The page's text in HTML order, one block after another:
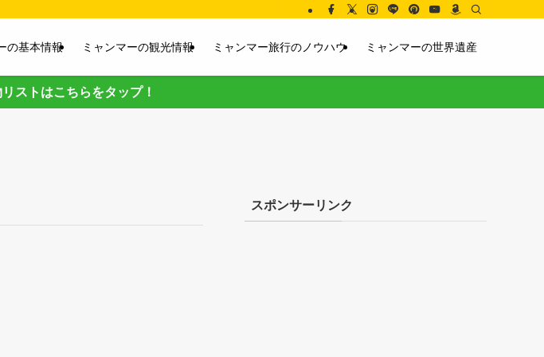
の基本情報 ミャンマーの観光情報 ミャンマー旅行のノウハウ ミャンマーの世界遺産
ストはこちらをタップ！
スポンサーリンク